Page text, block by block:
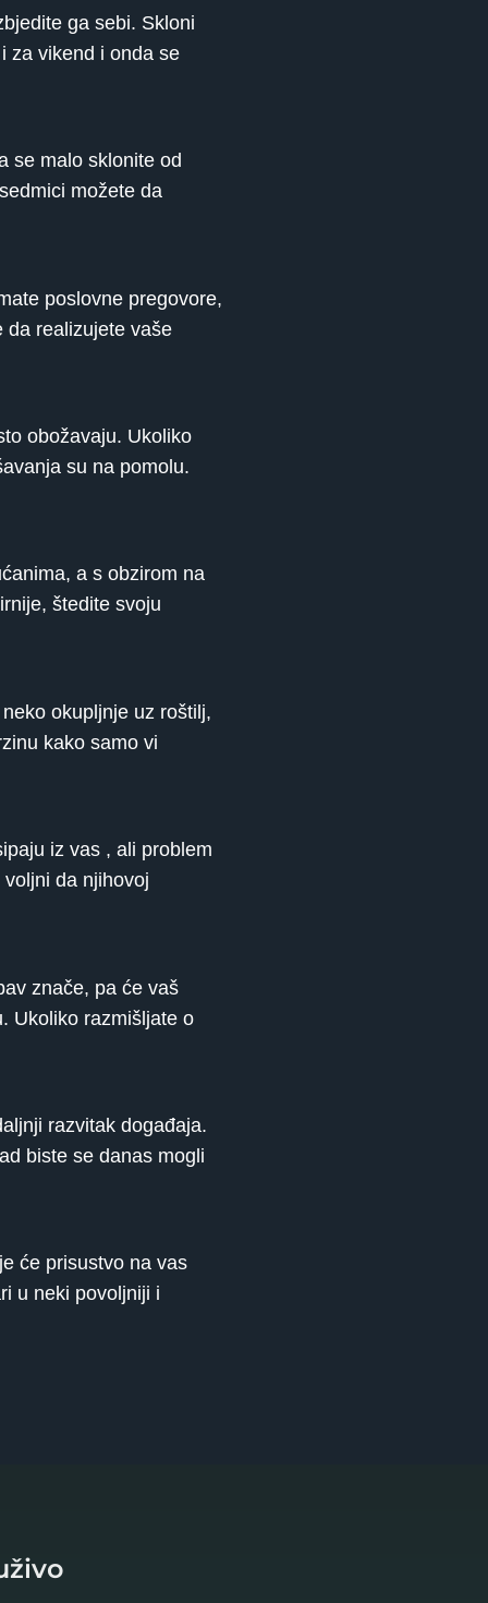
ga sebi. Skloni
za vikend i onda se
se malo sklonite od
možete da
poslovne pregovore,
da realizujete vaše
obožavaju. Ukoliko
su na pomolu.
a s obzirom na
štedite svoju
okupljnje uz roštilj,
kako samo vi
iz vas , ali problem
da njihovoj
znače, pa će vaš
Ukoliko razmišljate o
razvitak događaja.
biste se danas mogli
će prisustvo na vas
u neki povoljniji i